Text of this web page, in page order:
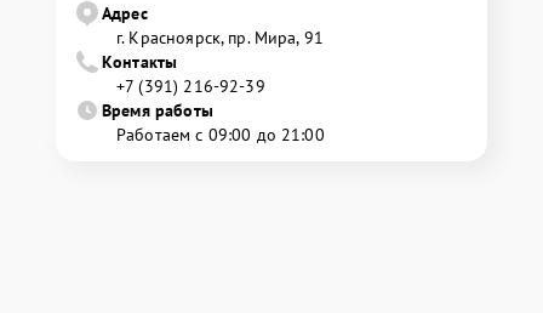
Адрес
г. Красноярск, ​пр. Мира, 91
Контакты
+7 (391) 216-92-39
Время работы
Работаем с 09:00 до 21:00